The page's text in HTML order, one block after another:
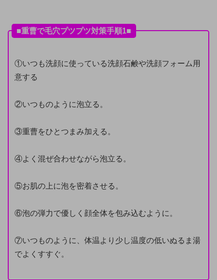
■重曹で毛穴プツプツ対策手順1■
①いつも洗顔に使っている洗顔石鹸や洗顔フォーム用
意する
②いつものように泡立る。
③重曹をひとつまみ加える。
④よく混ぜ合わせながら泡立る。
⑤お肌の上に泡を密着させる。
⑥泡の弾力で優しく顔全体を包み込むように。
⑦いつものように、体温より少し温度の低いぬるま湯
でよくすすぐ。